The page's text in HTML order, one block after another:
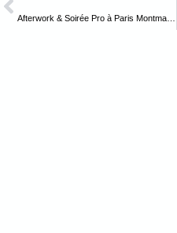
Afterwork & Soirée Pro à Paris Montmartre | Paris Private